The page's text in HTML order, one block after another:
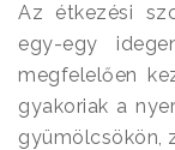
Az étkezési
egy-egy
megfelelően
gyakoriak a
gyümölcsökön,